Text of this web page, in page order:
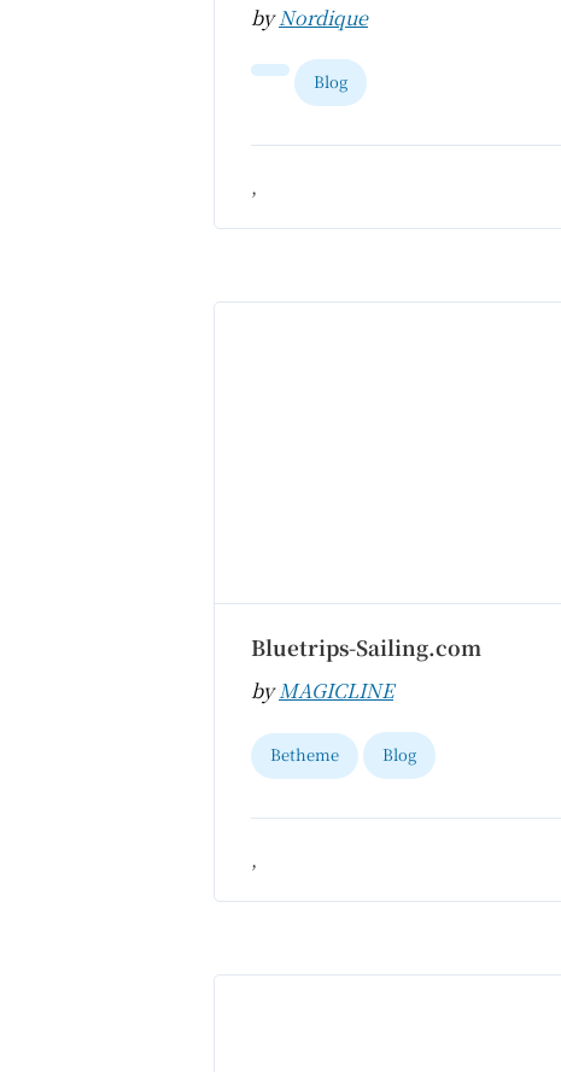
byNordique
Blog
,
Bluetrips-Sailing.com
byMAGICLINE
Betheme Blog
,